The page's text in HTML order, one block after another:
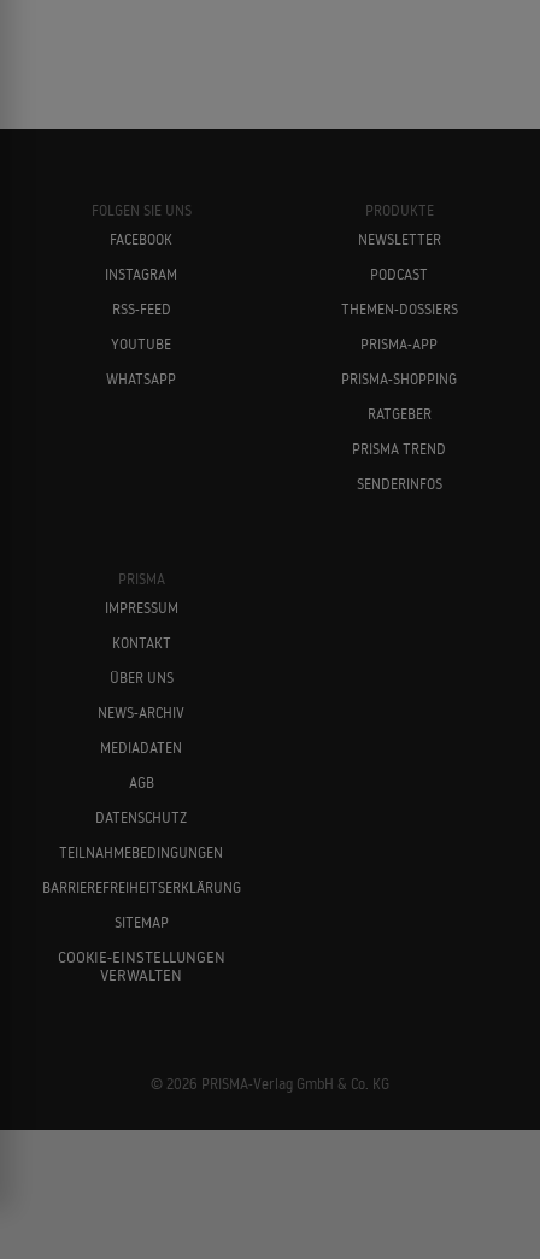
FOLGEN SIE UNS
FACEBOOK
INSTAGRAM
RSS-FEED
YOUTUBE
WHATSAPP
PRODUKTE
NEWSLETTER
PODCAST
THEMEN-DOSSIERS
PRISMA-APP
PRISMA-SHOPPING
RATGEBER
PRISMA TREND
SENDERINFOS
PRISMA
IMPRESSUM
KONTAKT
ÜBER UNS
NEWS-ARCHIV
MEDIADATEN
AGB
DATENSCHUTZ
TEILNAHMEBEDINGUNGEN
BARRIEREFREIHEITSERKLÄRUNG
SITEMAP
COOKIE-EINSTELLUNGEN
VERWALTEN
© 2026 PRISMA-Verlag GmbH & Co. KG